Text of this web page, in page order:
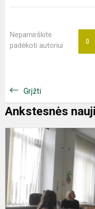
Nepamirškite
padėkoti autoriui
0
Grįžti
Ankstesnės